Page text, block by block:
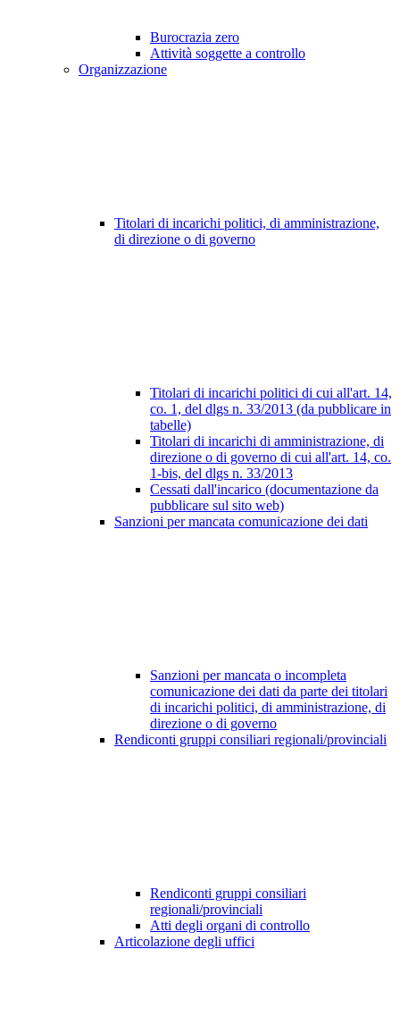
Burocrazia zero
Attività soggette a controllo
Organizzazione
Titolari di incarichi politici, di amministrazione,
di direzione o di governo
Titolari di incarichi politici di cui all'art. 14,
co. 1, del dlgs n. 33/2013 (da pubblicare in
tabelle)
Titolari di incarichi di amministrazione, di
direzione o di governo di cui all'art. 14, co.
1-bis, del dlgs n. 33/2013
Cessati dall'incarico (documentazione da
pubblicare sul sito web)
Sanzioni per mancata comunicazione dei dati
Sanzioni per mancata o incompleta
comunicazione dei dati da parte dei titolari
di incarichi politici, di amministrazione, di
direzione o di governo
Rendiconti gruppi consiliari regionali/provinciali
Rendiconti gruppi consiliari
regionali/provinciali
Atti degli organi di controllo
Articolazione degli uffici